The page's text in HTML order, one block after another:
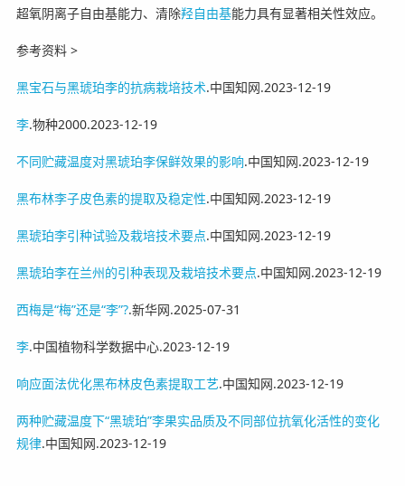
超氧阴离子自由基能力、清除羟自由基能力具有显著相关性效应。
参考资料 >
黑宝石与黑琥珀李的抗病栽培技术.中国知网.2023-12-19
李.物种2000.2023-12-19
不同贮藏温度对黑琥珀李保鲜效果的影响.中国知网.2023-12-19
黑布林李子皮色素的提取及稳定性.中国知网.2023-12-19
黑琥珀李引种试验及栽培技术要点.中国知网.2023-12-19
黑琥珀李在兰州的引种表现及栽培技术要点.中国知网.2023-12-19
西梅是“梅”还是“李”?.新华网.2025-07-31
李.中国植物科学数据中心.2023-12-19
响应面法优化黑布林皮色素提取工艺.中国知网.2023-12-19
两种贮藏温度下“黑琥珀”李果实品质及不同部位抗氧化活性的变化
规律.中国知网.2023-12-19